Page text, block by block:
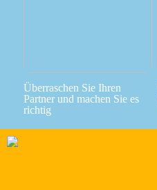
Überraschen Sie Ihren
Partner und machen Sie es
richtig